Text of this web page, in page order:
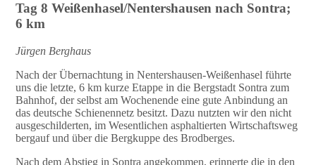
Tag 8 Weißenhasel/Nentershausen nach Sontra;
6 km
Jürgen Berghaus
Nach der Übernachtung in Nentershausen-Weißenhasel führte
uns die letzte, 6 km kurze Etappe in die Bergstadt Sontra zum
Bahnhof, der selbst am Wochenende eine gute Anbindung an
das deutsche Schienennetz besitzt. Dazu nutzten wir den nicht
ausgeschilderten, im Wesentlichen asphaltierten Wirtschaftsweg
bergauf und über die Bergkuppe des Brodberges.
Nach dem Abstieg in Sontra angekommen, erinnerte die in den